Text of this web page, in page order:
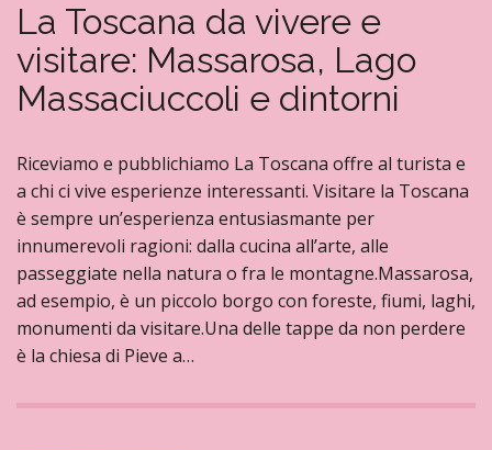
La Toscana da vivere e
visitare: Massarosa, Lago
Massaciuccoli e dintorni
Riceviamo e pubblichiamo La Toscana offre al turista e
a chi ci vive esperienze interessanti. Visitare la Toscana
è sempre un’esperienza entusiasmante per
innumerevoli ragioni: dalla cucina all’arte, alle
passeggiate nella natura o fra le montagne.Massarosa,
ad esempio, è un piccolo borgo con foreste, fiumi, laghi,
monumenti da visitare.Una delle tappe da non perdere
è la chiesa di Pieve a…